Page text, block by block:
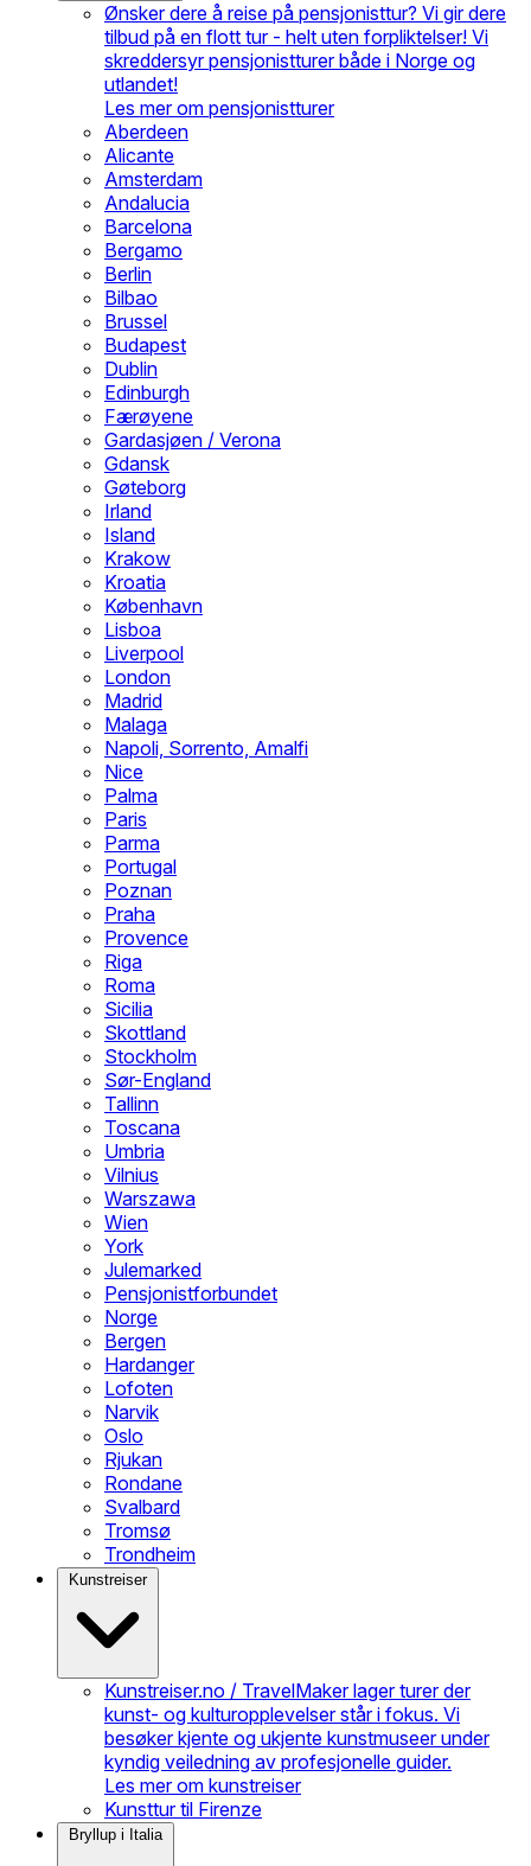
Ønsker dere å reise på pensjonisttur? Vi gir dere
tilbud på en flott tur - helt uten forpliktelser! Vi
skreddersyr pensjonistturer både i Norge og
utlandet!
Les mer om pensjonistturer
Aberdeen
Alicante
Amsterdam
Andalucia
Barcelona
Bergamo
Berlin
Bilbao
Brussel
Budapest
Dublin
Edinburgh
Færøyene
Gardasjøen / Verona
Gdansk
Gøteborg
Irland
Island
Krakow
Kroatia
København
Lisboa
Liverpool
London
Madrid
Malaga
Napoli, Sorrento, Amalfi
Nice
Palma
Paris
Parma
Portugal
Poznan
Praha
Provence
Riga
Roma
Sicilia
Skottland
Stockholm
Sør-England
Tallinn
Toscana
Umbria
Vilnius
Warszawa
Wien
York
Julemarked
Pensjonistforbundet
Norge
Bergen
Hardanger
Lofoten
Narvik
Oslo
Rjukan
Rondane
Svalbard
Tromsø
Trondheim
Kunstreiser
Kunstreiser.no / TravelMaker lager turer der
kunst- og kulturopplevelser står i fokus. Vi
besøker kjente og ukjente kunstmuseer under
kyndig veiledning av profesjonelle guider.
Les mer om kunstreiser
Kunsttur til Firenze
Bryllup i Italia